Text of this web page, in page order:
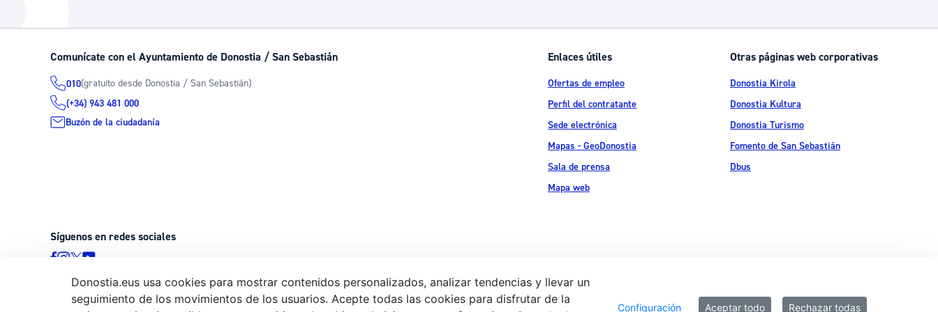
La ciudad futura
Avisos
Ayuda a la tramitación
Comunícate con el Ayuntamiento de Donostia / San Sebastián
010(gratuito desde Donostia / San Sebastián)
(+34) 943 481 000
Buzón de la ciudadanía
Enlaces útiles
Ofertas de empleo
Perfil del contratante
Sede electrónica
Mapas - GeoDonostia
Sala de prensa
Mapa web
Otras páginas web corporativas
Donostia Kirola
Donostia Kultura
Donostia Turismo
Fomento de San Sebastián
Dbus
Síguenos en redes sociales
© Donostiako Udala - Ayuntamiento de Donostia / San Sebastián Ijentea 1,
Aviso legal Política de privacidad Política de cookies Declaración de accesibilidad
Donostia.eus usa cookies para mostrar contenidos personalizados, analizar tendencias y llevar un
seguimiento de los movimientos de los usuarios. Acepte todas las cookies para disfrutar de la
Configuración Aceptar todo Rechazar todas